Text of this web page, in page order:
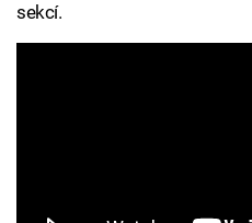
sekcí.